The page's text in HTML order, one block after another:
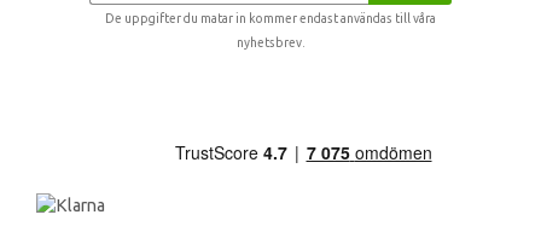
De uppgifter du matar in kommer endast användas till våra
nyhetsbrev.